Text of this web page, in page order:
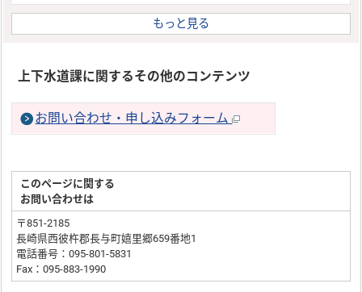
もっと見る
上下水道課に関するその他のコンテンツ
お問い合わせ・申し込みフォーム
このページに関する
お問い合わせは
〒851-2185
長崎県西彼杵郡長与町嬉里郷659番地1
電話番号：095-801-5831
Fax：095-883-1990